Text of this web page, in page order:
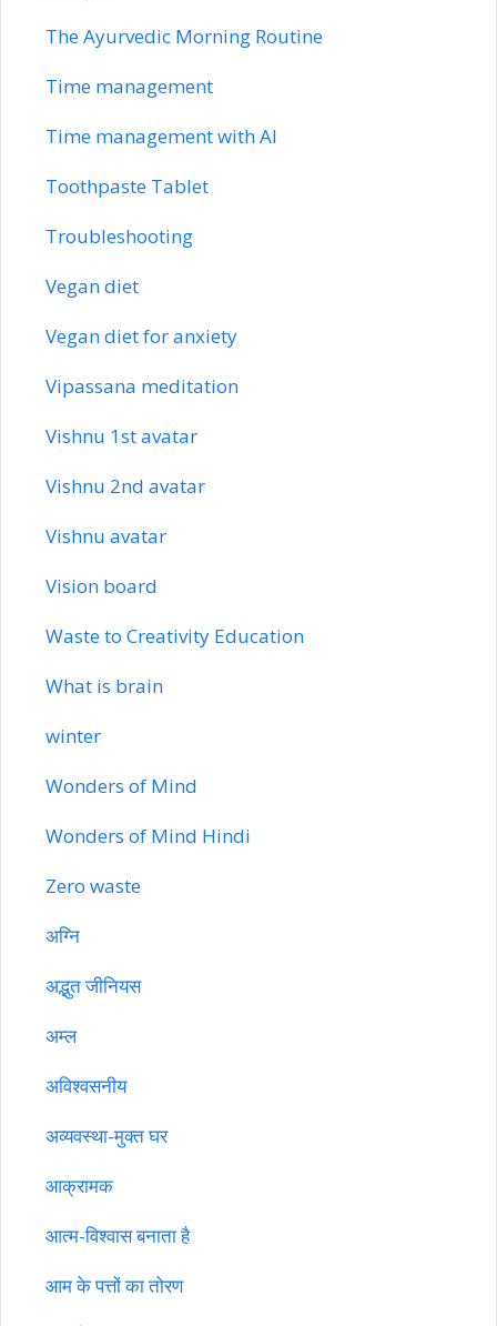
The Ayurvedic Morning Routine
Time management
Time management with AI
Toothpaste Tablet
Troubleshooting
Vegan diet
Vegan diet for anxiety
Vipassana meditation
Vishnu 1st avatar
Vishnu 2nd avatar
Vishnu avatar
Vision board
Waste to Creativity Education
What is brain
winter
Wonders of Mind
Wonders of Mind Hindi
Zero waste
अग्नि
अद्भुत जीनियस
अम्ल
अविश्वसनीय
अव्यवस्था-मुक्त घर
आक्रामक
आत्म-विश्वास बनाता है
आम के पत्तों का तोरण